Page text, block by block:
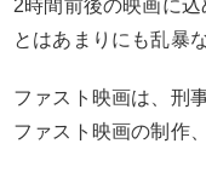
2時間前後の映画に
とはあまりにも乱暴
ファスト映画は、刑
ファスト映画の制作